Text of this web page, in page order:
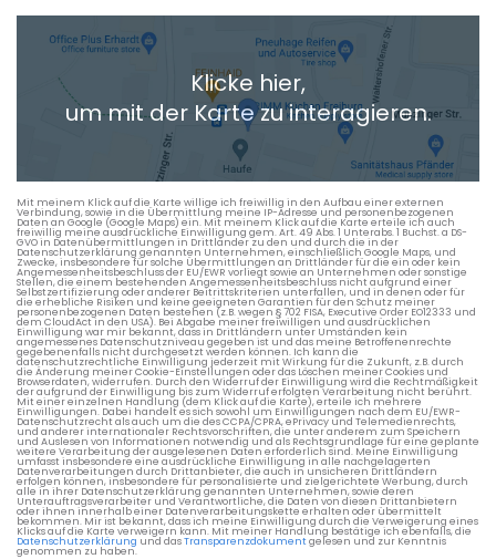
Klicke hier,
um mit der Karte zu interagieren.
Mit meinem Klick auf die Karte willige ich freiwillig in den Aufbau einer externen
Verbindung, sowie in die Übermittlung meine IP-Adresse und personenbezogenen
Daten an Google (Google Maps) ein. Mit meinem Klick auf die Karte erteile ich auch
freiwillig meine ausdrückliche Einwilligung gem. Art. 49 Abs. 1 Unterabs. 1 Buchst. a DS-
GVO in Datenübermittlungen in Drittländer zu den und durch die in der
Datenschutzerklärung genannten Unternehmen, einschließlich Google Maps, und
Zwecke, insbesondere für solche Übermittlungen an Drittländer für die ein oder kein
Angemessenheitsbeschluss der EU/EWR vorliegt sowie an Unternehmen oder sonstige
Stellen, die einem bestehenden Angemessenheitsbeschluss nicht aufgrund einer
Selbstzertifizierung oder anderer Beitrittskriterien unterfallen, und in denen oder für
die erhebliche Risiken und keine geeigneten Garantien für den Schutz meiner
personenbezogenen Daten bestehen (z.B. wegen § 702 FISA, Executive Order EO12333 und
dem CloudAct in den USA). Bei Abgabe meiner freiwilligen und ausdrücklichen
Einwilligung war mir bekannt, dass in Drittländern unter Umständen kein
angemessenes Datenschutzniveau gegeben ist und das meine Betroffenenrechte
gegebenenfalls nicht durchgesetzt werden können. Ich kann die
datenschutzrechtliche Einwilligung jederzeit mit Wirkung für die Zukunft, z.B. durch
die Änderung meiner Cookie-Einstellungen oder das Löschen meiner Cookies und
Browserdaten, widerrufen. Durch den Widerruf der Einwilligung wird die Rechtmäßigkeit
der aufgrund der Einwilligung bis zum Widerruf erfolgten Verarbeitung nicht berührt.
Mit einer einzelnen Handlung (dem Klick auf die Karte), erteile ich mehrere
Einwilligungen. Dabei handelt es sich sowohl um Einwilligungen nach dem EU/EWR-
Datenschutzrecht als auch um die des CCPA/CPRA, ePrivacy und Telemedienrechts,
und anderer internationaler Rechtsvorschriften, die unter anderem zum Speichern
und Auslesen von Informationen notwendig und als Rechtsgrundlage für eine geplante
weitere Verarbeitung der ausgelesenen Daten erforderlich sind. Meine Einwilligung
umfasst insbesondere eine ausdrückliche Einwilligung in alle nachgelagerten
Datenverarbeitungen durch Drittanbieter, die auch in unsicheren Drittländern
erfolgen können, insbesondere für personalisierte und zielgerichtete Werbung, durch
alle in ihrer Datenschutzerklärung genannten Unternehmen, sowie deren
Unterauftragsverarbeiter und Verantwortliche, die Daten von diesen Drittanbietern
oder ihnen innerhalb einer Datenverarbeitungskette erhalten oder übermittelt
bekommen. Mir ist bekannt, dass ich meine Einwilligung durch die Verweigerung eines
Klicks auf die Karte verweigern kann. Mit meiner Handlung bestätige ich ebenfalls, die
Datenschutzerklärung und dasTransparenzdokumentgelesen und zur Kenntnis
genommen zu haben.